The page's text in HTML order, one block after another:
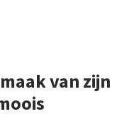
van zijn